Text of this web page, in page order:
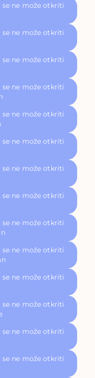
ne može otkriti
ne može otkriti
ne može otkriti
ne može otkriti
ne može otkriti
ne može otkriti
ne može otkriti
ne može otkriti
ne može otkriti
ne može otkriti
ne može otkriti
ne može otkriti
ne može otkriti
ne može otkriti